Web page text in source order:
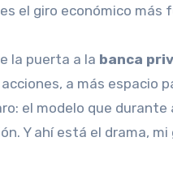
el giro económico más
la puerta a la banca
a más espacio
el modelo que durante
Y ahí está el drama,